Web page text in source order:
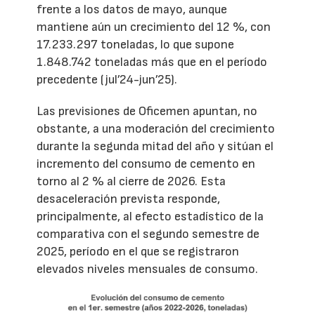
frente a los datos de mayo, aunque
mantiene aún un crecimiento del 12 %, con
17.233.297 toneladas, lo que supone
1.848.742 toneladas más que en el período
precedente (jul’24-jun’25).
Las previsiones de Oficemen apuntan, no
obstante, a una moderación del crecimiento
durante la segunda mitad del año y sitúan el
incremento del consumo de cemento en
torno al 2 % al cierre de 2026. Esta
desaceleración prevista responde,
principalmente, al efecto estadístico de la
comparativa con el segundo semestre de
2025, período en el que se registraron
elevados niveles mensuales de consumo.